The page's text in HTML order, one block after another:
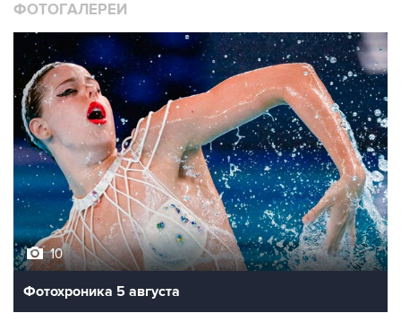
ФОТОГАЛЕРЕИ
10
Фотохроника 5 августа